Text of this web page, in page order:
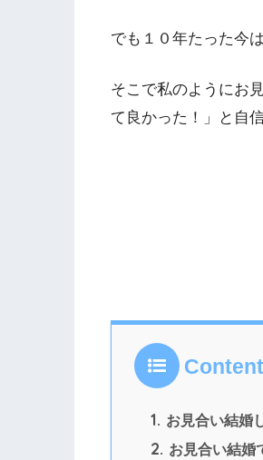
でも１０年たった今
そこで私のようにお
て良かった！」と自
1. お見合い結婚
2. お見合い結婚